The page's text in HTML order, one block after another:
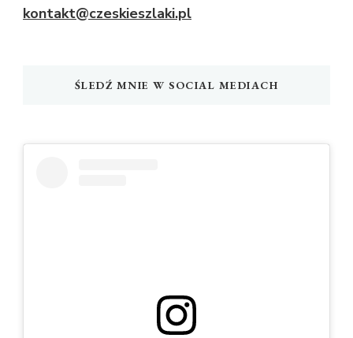
kontakt@czeskieszlaki.pl
ŚLEDŹ MNIE W SOCIAL MEDIACH